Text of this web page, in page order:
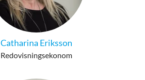
Catharina Eriksson
Redovisningsekonom